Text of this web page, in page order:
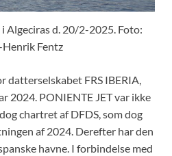
Algeciras d. 20/2-2025. Foto:
Henrik Fentz
datterselskabet FRS IBERIA,
2024. PONIENTE JET var ikke
chartret af DFDS, som dog
af 2024. Derefter har den
havne. I forbindelse med